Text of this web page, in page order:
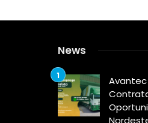
News
Avantec